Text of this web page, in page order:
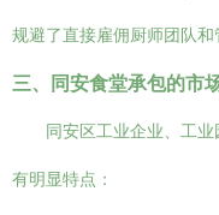
规避了直接雇佣厨师团队和
三、同安食堂承包的市
同安区工业企业、工
有明显特点：